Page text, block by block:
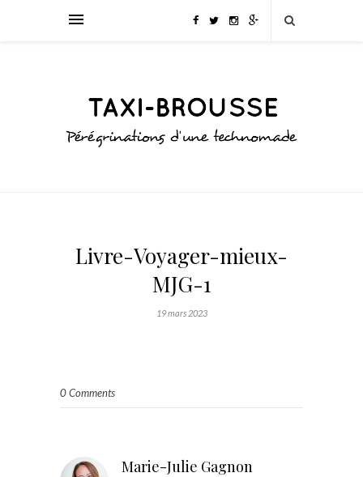
Livre-Voyager-mieux-
MJG-1
19 mars 2023
0 Comments
Marie-Julie Gagnon